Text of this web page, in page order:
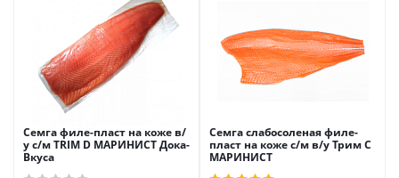
Семга филе-пласт на коже в/
у с/м TRIM D МАРИНИСТ Дока-
Вкуса
Семга слабосоленая филе-
пласт на коже с/м в/у Трим С
МАРИНИСТ